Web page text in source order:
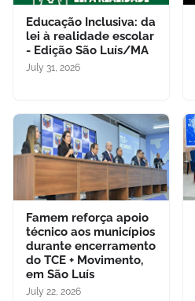
Educação Inclusiva: da
lei à realidade escolar
- Edição São Luís/MA
July 31, 2026
Famem reforça apoio
técnico aos municípios
durante encerramento
do TCE + Movimento,
em São Luís
July 22, 2026